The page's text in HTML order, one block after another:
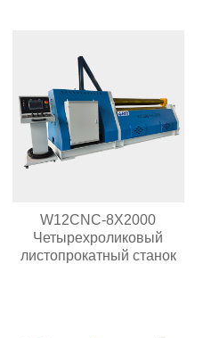
W12CNC-8X2000
Четырехроликовый
листопрокатный станок